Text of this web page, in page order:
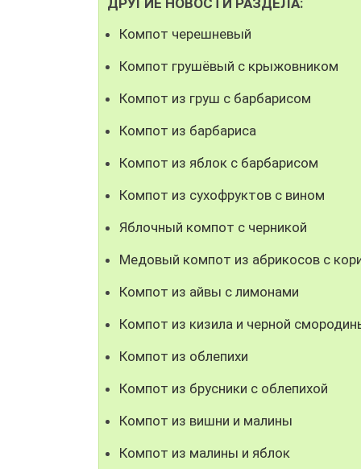
Компот черешневый
Компот грушёвый с крыжовником
Компот из груш с барбарисом
Компот из барбариса
Компот из яблок с барбарисом
Компот из сухофруктов с вином
Яблочный компот с черникой
Медовый компот из абрикосов с
Компот из айвы с лимонами
Компот из кизила и черной
Компот из облепихи
Компот из брусники с облепихой
Компот из вишни и малины
Компот из малины и яблок